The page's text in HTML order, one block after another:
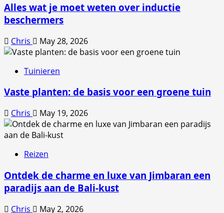
Alles wat je moet weten over inductie
beschermers
Chris May 28, 2026
Tuinieren
Vaste planten: de basis voor een groene tuin
Chris May 19, 2026
Reizen
Ontdek de charme en luxe van Jimbaran een
paradijs aan de Bali-kust
Chris May 2, 2026